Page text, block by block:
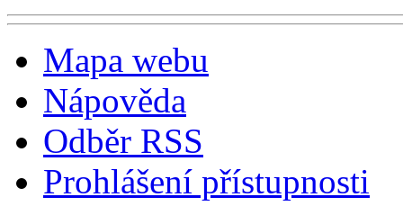
Mapa webu
Nápověda
Odběr RSS
Prohlášení přístupnosti